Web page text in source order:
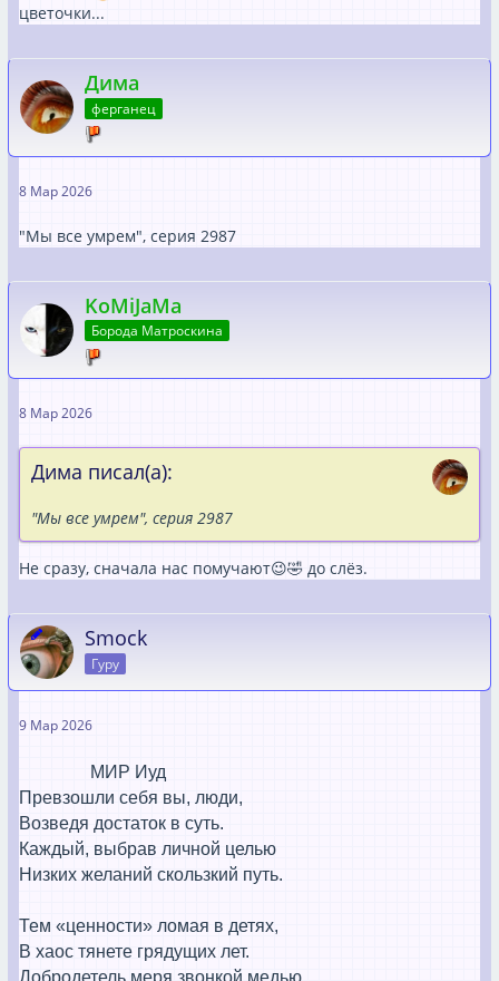
цветочки...
Дима
ферганец
8 Мар 2026
"Мы все умрем", серия 2987
KoMiJaMa
Борода Матроскина
8 Мар 2026
Дима писал(а):
"Мы все умрем", серия 2987
Не сразу, сначала нас помучают😉🤣 до слёз.
Smock
Гуру
9 Мар 2026
МИР Иуд
Превзошли себя вы, люди,
Возведя достаток в суть.
Каждый, выбрав личной целью
Низких желаний скользкий путь.
Тем «ценности» ломая в детях,
В хаос тянете грядущих лет.